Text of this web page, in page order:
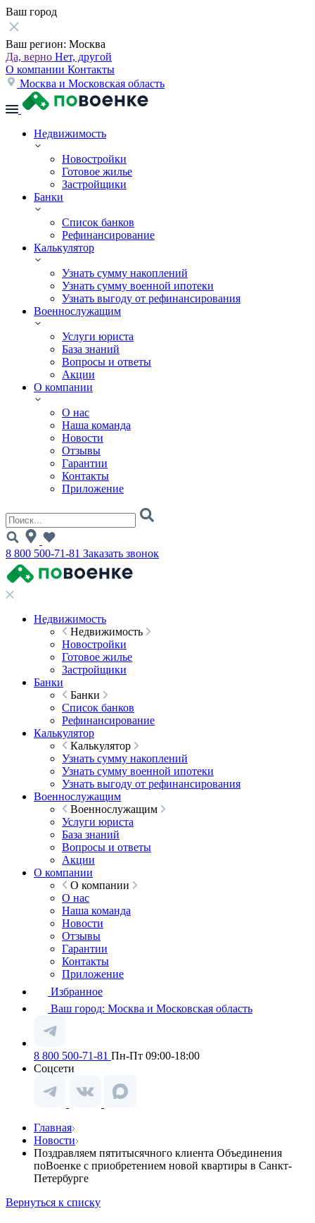
Ваш город
Ваш регион: Москва
Да, верно Нет, другой
О компании Контакты
Москва и Московская область
Недвижимость
Новостройки
Готовое жилье
Застройщики
Банки
Список банков
Рефинансирование
Калькулятор
Узнать сумму накоплений
Узнать сумму военной ипотеки
Узнать выгоду от рефинансирования
Военнослужащим
Услуги юриста
База знаний
Вопросы и ответы
Акции
О компании
О нас
Наша команда
Новости
Отзывы
Гарантии
Контакты
Приложение
8 800 500-71-81 Заказать звонок
Недвижимость
Недвижимость
Новостройки
Готовое жилье
Застройщики
Банки
Банки
Список банков
Рефинансирование
Калькулятор
Калькулятор
Узнать сумму накоплений
Узнать сумму военной ипотеки
Узнать выгоду от рефинансирования
Военнослужащим
Военнослужащим
Услуги юриста
База знаний
Вопросы и ответы
Акции
О компании
О компании
О нас
Наша команда
Новости
Отзывы
Гарантии
Контакты
Приложение
Избранное
Ваш город: Москва и Московская область
8 800 500-71-81 Пн-Пт 09:00-18:00
Соцсети
Главная
Новости
Поздравляем пятитысячного клиента Объединения
поВоенке с приобретением новой квартиры в Санкт-
Петербурге
Вернуться к списку